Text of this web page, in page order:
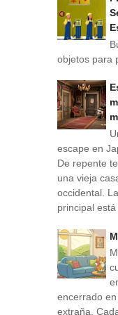
objetos para
escape en
De repente
una vieja
occidental.
principal está
encerrado
extraña.